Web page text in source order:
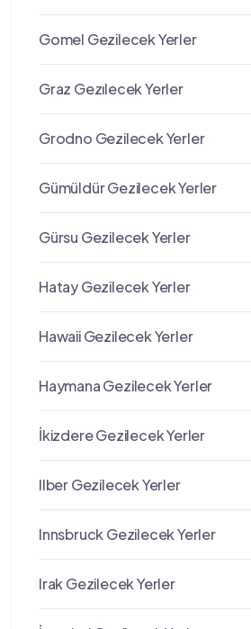
Gomel Gezilecek Yerler
Graz Gezılecek Yerler
Grodno Gezilecek Yerler
Gümüldür Gezilecek Yerler
Gürsu Gezilecek Yerler
Hatay Gezilecek Yerler
Hawaii Gezilecek Yerler
Haymana Gezilecek Yerler
İkizdere Gezilecek Yerler
Ilber Gezilecek Yerler
Innsbruck Gezilecek Yerler
Irak Gezilecek Yerler